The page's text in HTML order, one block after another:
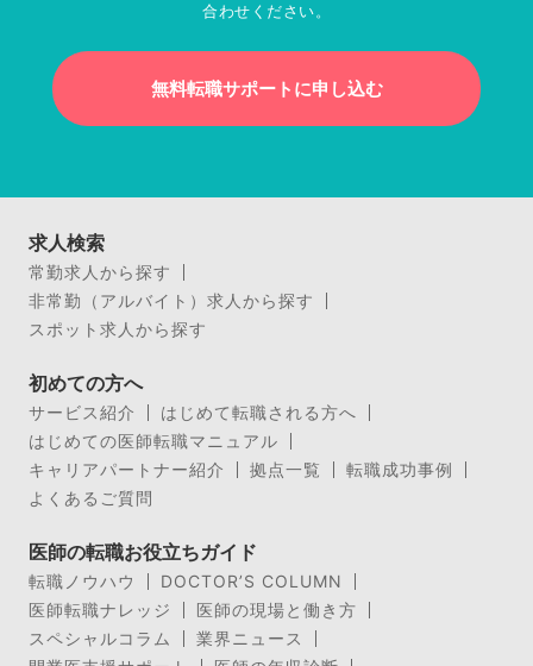
合わせください。
無料転職サポートに申し込む
求人検索
常勤求人から探す
非常勤（アルバイト）求人から探す
スポット求人から探す
初めての方へ
サービス紹介
はじめて転職される方へ
はじめての医師転職マニュアル
キャリアパートナー紹介
拠点一覧
転職成功事例
よくあるご質問
医師の転職お役立ちガイド
転職ノウハウ
DOCTOR’S COLUMN
医師転職ナレッジ
医師の現場と働き方
スペシャルコラム
業界ニュース